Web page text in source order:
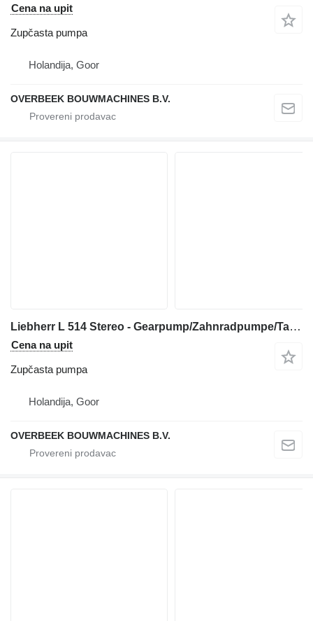
Cena na upit
Zupčasta pumpa
Holandija, Goor
OVERBEEK BOUWMACHINES B.V.
Liebherr L 514 Stereo - Gearpump/Zahnradpumpe/Tandwielpomp zupčasta pumpa za prednjeg utovarivača
Cena na upit
Zupčasta pumpa
Holandija, Goor
OVERBEEK BOUWMACHINES B.V.